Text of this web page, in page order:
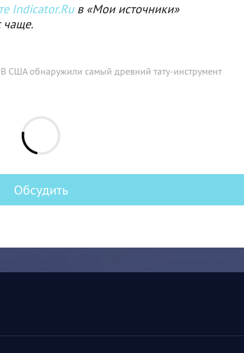
Indicator.Ruв «Мои источники»
чаще.
В США обнаружили самый древний тату-инструмент
Обсудить